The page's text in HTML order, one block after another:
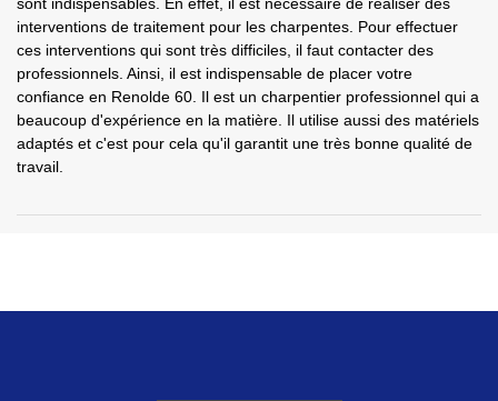
interventions de traitement pour les charpentes. Pour effectuer
ces interventions qui sont très difficiles, il faut contacter des
professionnels. Ainsi, il est indispensable de placer votre
confiance en Renolde 60. Il est un charpentier professionnel qui a
beaucoup d'expérience en la matière. Il utilise aussi des matériels
adaptés et c'est pour cela qu'il garantit une très bonne qualité de
travail.